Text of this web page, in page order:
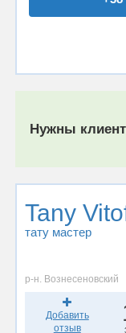
Нужны
Tany
тату мастер
р-н. Вознесеновский
Добавить
отзыв